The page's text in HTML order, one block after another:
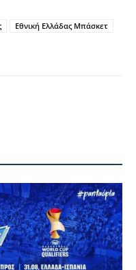
Εθνική Ελλάδας Μπάσκετ